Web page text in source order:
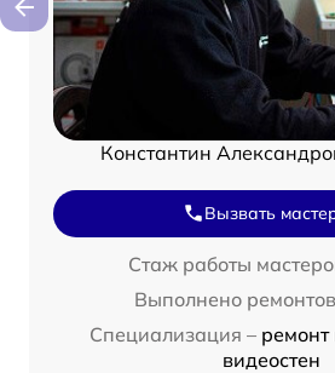
Константин
Вызвать
Стаж работы
Выполнено
Специализация – ремонт
видеостен